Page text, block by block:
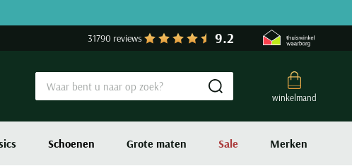
31790 reviews 9.2
winkelmand
Submit search
Schoenen Grote maten Sale Merken